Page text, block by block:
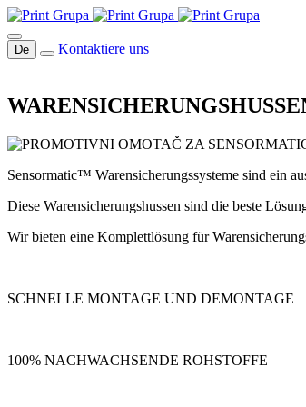
De Kontaktiere uns
Sensormatic™ Warensicherungssysteme sind ein
Diese Warensicherungshussen sind die beste
Wir bieten eine Komplettlösung für
SCHNELLE MONTAGE UND DEMONTAGE
100% NACHWACHSENDE ROHSTOFFE